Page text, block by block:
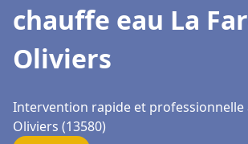
chauffe eau La
Oliviers
Intervention rapide et professionnelle
Oliviers (13580)